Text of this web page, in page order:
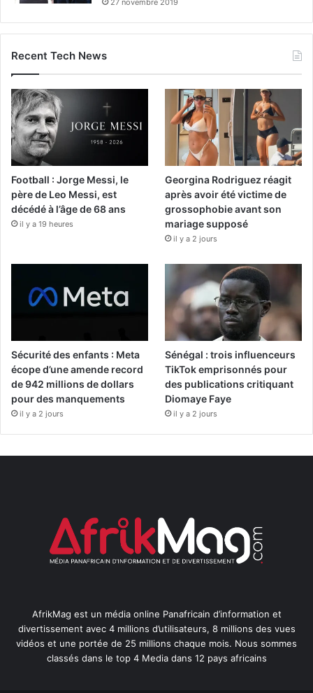
27 novembre 2019
Recent Tech News
Football : Jorge Messi, le
père de Leo Messi, est
décédé à l’âge de 68 ans
il y a 19 heures
Georgina Rodriguez réagit
après avoir été victime de
grossophobie avant son
mariage supposé
il y a 2 jours
Sécurité des enfants : Meta
écope d’une amende record
de 942 millions de dollars
pour des manquements
il y a 2 jours
Sénégal : trois influenceurs
TikTok emprisonnés pour
des publications critiquant
Diomaye Faye
il y a 2 jours
AfrikMag est un média online Panafricain d’information et
divertissement avec 4 millions d’utilisateurs, 8 millions des vues
vidéos et une portée de 25 millions chaque mois. Nous sommes
classés dans le top 4 Media dans 12 pays africains